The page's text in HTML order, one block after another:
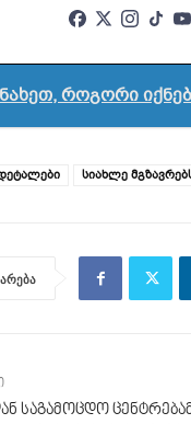
ნახეთ, როგორი
სიახლე
საგამოცდო